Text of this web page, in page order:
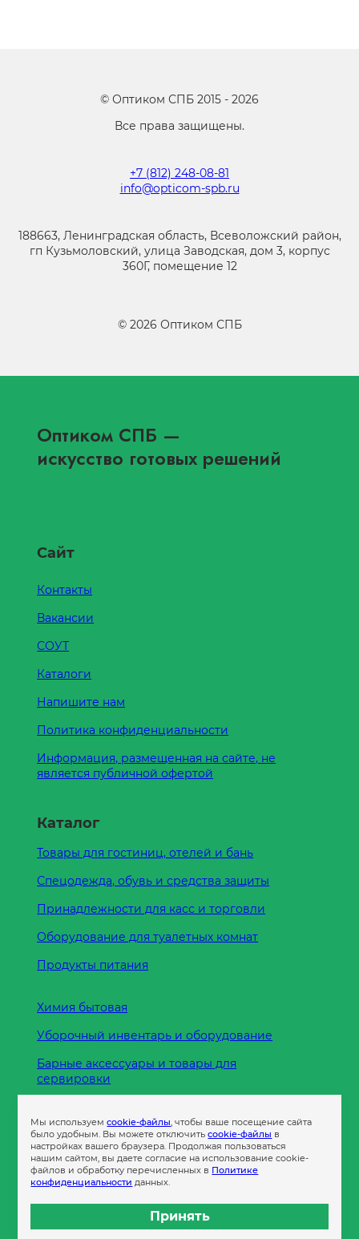
© Оптиком СПБ 2015 - 2026
Все права защищены.
+7 (812) 248-08-81
info@opticom-spb.ru
188663, Ленинградская область, Всеволожский район,
гп Кузьмоловский, улица Заводская, дом 3, корпус
360Г, помещение 12
© 2026 Оптиком СПБ
Оптиком СПБ —
искусство готовых решений
Сайт
Контакты
Вакансии
СОУТ
Каталоги
Напишите нам
Политика конфиденциальности
Информация, размещенная на сайте, не
является публичной офертой
Каталог
Товары для гостиниц, отелей и бань
Спецодежда, обувь и средства защиты
Принадлежности для касс и торговли
Оборудование для туалетных комнат
Продукты питания
Химия бытовая
Уборочный инвентарь и оборудование
Барные аксессуары и товары для
сервировки
Пленка
Пакеты и сумки
Контейнеры
Бумага офисная
Мы используемcookie-файлы, чтобы ваше посещение сайта
было удобным. Вы можете отключитьcookie-файлы в
настройках вашего браузера. Продолжая пользоваться
нашим сайтом, вы даете согласие на использование cookie-
файлов и обработку перечисленных в Политике
конфиденциальности данных.
Принять